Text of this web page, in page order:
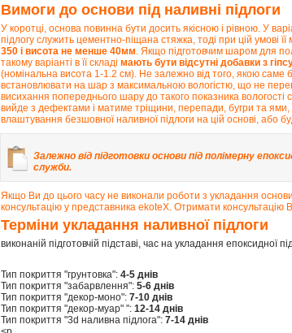
Вимоги до основи під наливні підлоги
У коротці, основа повинна бути досить якісною і рівною. У
підлогу служить цементно-піщана стяжка, тоді при цій умові
350 і висота не менше 40мм. Якщо підготовчим шаром для
такому варіанті в її складі мають бути відсутні добавки з
(номінальна висота 1-1.2 см). Не залежно від того, якою саме
встановлювати на шар з максимальною вологістю, що не
висихання попереднього шару до такого показника вологості
вийде з дефектами і матиме тріщини, перепади, бугри та
влаштування безшовної наливної підлоги на цій основі, або
Залежно від підготовки основи під полімерну
служби.
Якщо Ви до цього часу не виконали роботи з укладання
консультацію у представника ekoteX. Отримати консультацію
Терміни укладання наливної підлоги
виконаній підготовчій підставі, час на укладання епоксидної
Тип покриття "грунтовка": 4-5 днів
Тип покриття "забарвлення": 5-6 днів
Тип покриття "декор-моно": 7-10 днів
Тип покриття "декор-муар" ": 12-14 днів
Тип покриття "3d наливна підлога": 7-14 днів